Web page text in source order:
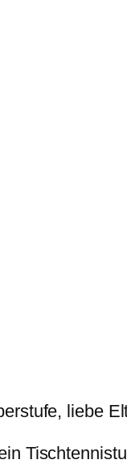
liebe